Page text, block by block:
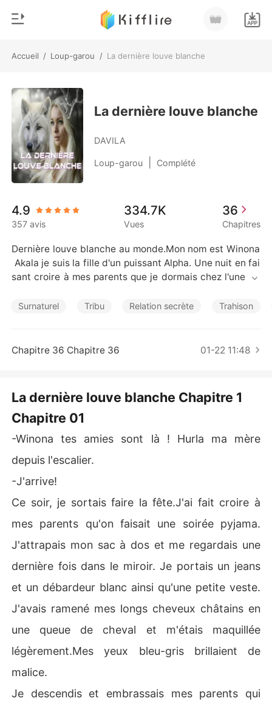
Accueil / Loup-garou / La dernière louve blanche
Recharger
Historique
Déconnexion
Télécharger l'appli
Genre
Moderne
Loup-garou
Nouvelle
Milliardaire
Nouvelles
La dernière louve blanche
DAVILA
Loup-garou Complété
4.9
357 avis
334.7K
Vues
36
Chapitres
Dernière louve blanche au monde.Mon nom est Winona
Akala je suis la fille d'un puissant Alpha. Une nuit en fai
sant croire à mes parents que je dormais chez l'une de
son regard...depuis je ne cesse de penser à lui...
Surnaturel Tribu Relation secrète Trahison
Chapitre 36 Chapitre 36 01-22 11:48
La dernière louve blanche Chapitre 1
Chapitre 01
-Winona tes amies sont là ! Hurla ma mère
depuis l'escalier.
-J'arrive!
Ce soir, je sortais faire la fête.J'ai fait croire à
mes parents qu'on faisait une soirée pyjama.
J'attrapais mon sac à dos et me regardais une
dernière fois dans le miroir. Je portais un jeans
et un débardeur blanc ainsi qu'une petite veste.
J'avais ramené mes longs cheveux châtains en
une queue de cheval et m'étais maquillée
légèrement.Mes yeux bleu-gris brillaient de
malice.
Je descendis et embrassais mes parents qui